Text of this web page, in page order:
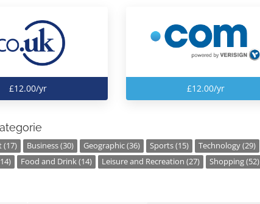
£12.00/yr £12.00/yr
(17) Business (30) Geographic (36) Sports (15) Technology (29)
Food and Drink (14) Leisure and Recreation (27) Shopping (52)